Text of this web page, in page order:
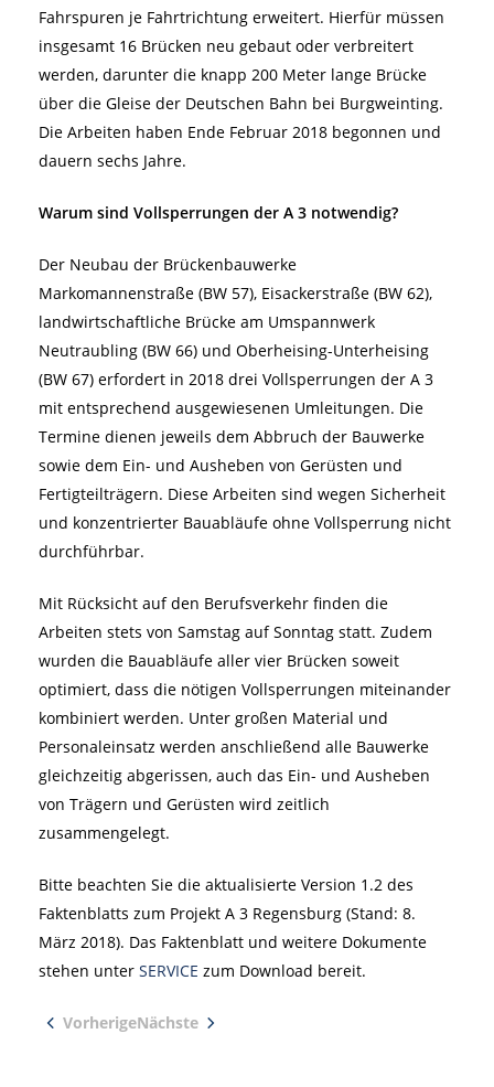
Fahrspuren je Fahrtrichtung erweitert. Hierfür müssen
insgesamt 16 Brücken neu gebaut oder verbreitert
werden, darunter die knapp 200 Meter lange Brücke
über die Gleise der Deutschen Bahn bei Burgweinting.
Die Arbeiten haben Ende Februar 2018 begonnen und
dauern sechs Jahre.
Warum sind Vollsperrungen der A 3 notwendig?
Der Neubau der Brückenbauwerke
Markomannenstraße (BW 57), Eisackerstraße (BW 62),
landwirtschaftliche Brücke am Umspannwerk
Neutraubling (BW 66) und Oberheising-Unterheising
(BW 67) erfordert in 2018 drei Vollsperrungen der A 3
mit entsprechend ausgewiesenen Umleitungen. Die
Termine dienen jeweils dem Abbruch der Bauwerke
sowie dem Ein- und Ausheben von Gerüsten und
Fertigteilträgern. Diese Arbeiten sind wegen Sicherheit
und konzentrierter Bauabläufe ohne Vollsperrung nicht
durchführbar.
Mit Rücksicht auf den Berufsverkehr finden die
Arbeiten stets von Samstag auf Sonntag statt. Zudem
wurden die Bauabläufe aller vier Brücken soweit
optimiert, dass die nötigen Vollsperrungen miteinander
kombiniert werden. Unter großen Material und
Personaleinsatz werden anschließend alle Bauwerke
gleichzeitig abgerissen, auch das Ein- und Ausheben
von Trägern und Gerüsten wird zeitlich
zusammengelegt.
Bitte beachten Sie die aktualisierte Version 1.2 des
Faktenblatts zum Projekt A 3 Regensburg (Stand: 8.
März 2018). Das Faktenblatt und weitere Dokumente
stehen unter SERVICE zum Download bereit.
VorherigeNächste